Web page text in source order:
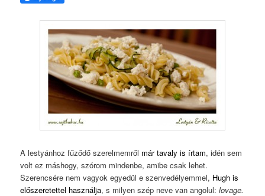
A lestyánhoz fűződő szerelmemről már tavaly is írtam, idén sem
volt ez máshogy, szórom mindenbe, amibe csak lehet.
Szerencsére nem vagyok egyedül e szenvedélyemmel, Hugh is
előszeretettel használja, s milyen szép neve van angolul:lovage.